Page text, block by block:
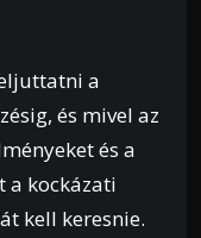
a
és mivel az
és a
a kockázati
kell keresnie.